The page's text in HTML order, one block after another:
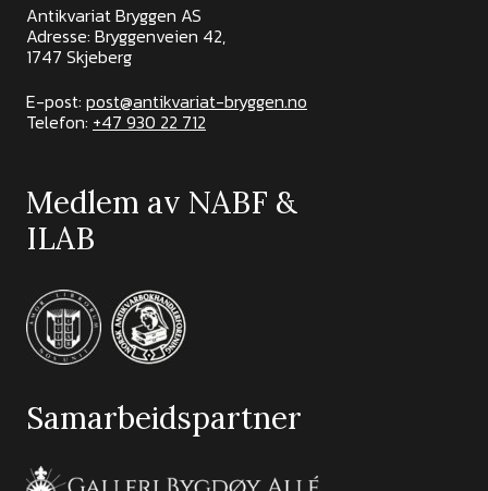
Antikvariat Bryggen AS
Adresse: Bryggenveien 42,
1747 Skjeberg
E-post: post@antikvariat-bryggen.no
Telefon: +47 930 22 712
Medlem av NABF &
ILAB
Samarbeidspartner